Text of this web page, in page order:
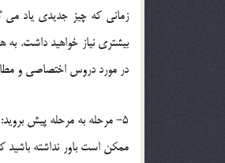
زماني كه چيز جديدي ياد مي
بيشتري نياز خواهيد داشت.
در مورد دروس اختصاصي و
5- مرحله به مرحله پيش برويد:
ممكن است باور نداشته